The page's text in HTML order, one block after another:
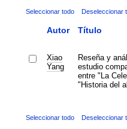
Seleccionar todo Deseleccionar
Autor Título
Xiao
Yang
Reseña y
estudio
entre "La
"Historia del
Seleccionar todo Deseleccionar